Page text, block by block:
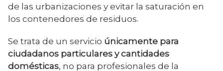
de las urbanizaciones y evitar la saturación en
los contenedores de residuos.
Se trata de un servicio únicamente para
ciudadanos particulares y cantidades
domésticas, no para profesionales de la